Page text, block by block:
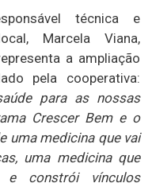
técnica e
Marcela Viana,
a ampliação
pela cooperativa:
para as nossas
Crescer Bem e o
uma medicina que vai
uma medicina que
e constrói vínculos